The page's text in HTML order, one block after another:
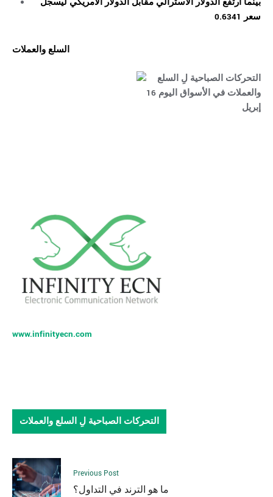
بينما ارتفع الدولار الاسترالي مقابل الدولار الأمريكي ليسجل
سعر 0.6341
السلع والعملات
www.infinityecn.com
التحركات الصباحية لِ السلع والعملات
Previous Post
ما هو الترند في التداول؟